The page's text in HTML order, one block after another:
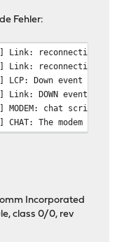
Fehler:
Link: reconnection
Link: reconnection
Down event
DOWN event
MODEM: chat script
The modem is
Incorporated
class 0/0, rev